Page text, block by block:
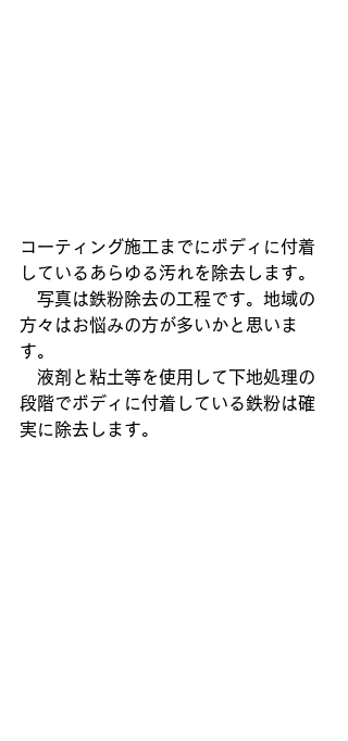
コーティング施工までにボディに付着
しているあらゆる汚れを除去します。
写真は鉄粉除去の工程です。地域の
方々はお悩みの方が多いかと思いま
す。
液剤と粘土等を使用して下地処理の
段階でボディに付着している鉄粉は確
実に除去します。